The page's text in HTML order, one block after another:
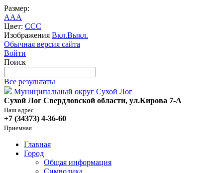
Размер:
AAA
Цвет: CCC
Изображения Вкл.Выкл.
Обычная версия сайта
Войти
Поиск
Все результаты
Муниципальный округ Сухой Лог
Сухой Лог Свердловской области, ул.Кирова 7-А
Наш адрес
+7 (34373) 4-36-60
Приемная
Главная
Город
Общая информация
Символика